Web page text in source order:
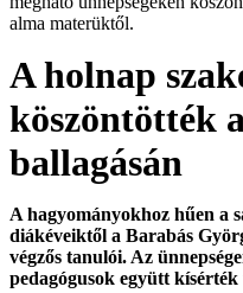
alma materüktől.
A holnap
köszöntötték
ballagásán
A hagyományokhoz hűen a
diákéveiktől a Barabás
végzős tanulói. Az
pedagógusok együtt